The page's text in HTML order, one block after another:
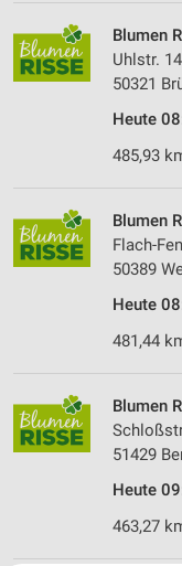
Blumen
Uhlstr. 14
50321
Heute
485,93
Blumen
Flach-
50389
Heute
481,44
Blumen
51429
Heute
463,27